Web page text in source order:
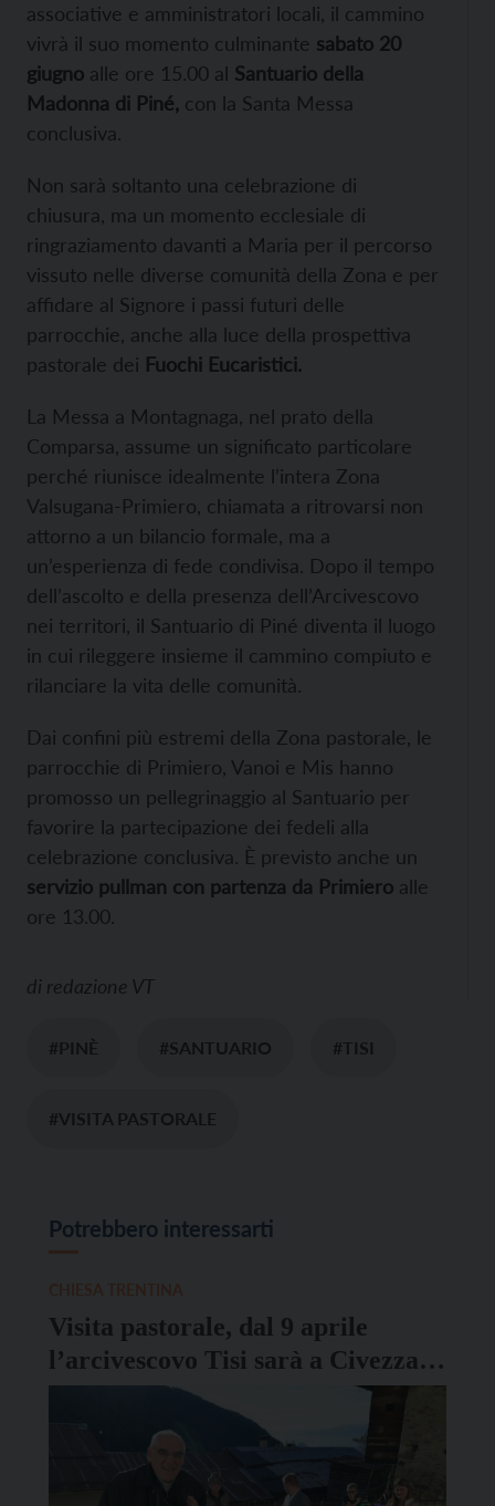
associative e amministratori locali, il cammino
vivrà il suo momento culminante sabato 20
giugno alle ore 15.00 al Santuario della
Madonna di Piné, con la Santa Messa
conclusiva.
Non sarà soltanto una celebrazione di
chiusura, ma un momento ecclesiale di
ringraziamento davanti a Maria per il percorso
vissuto nelle diverse comunità della Zona e per
affidare al Signore i passi futuri delle
parrocchie, anche alla luce della prospettiva
pastorale dei Fuochi Eucaristici.
La Messa a Montagnaga, nel prato della
Comparsa, assume un significato particolare
perché riunisce idealmente l’intera Zona
Valsugana-Primiero, chiamata a ritrovarsi non
attorno a un bilancio formale, ma a
un’esperienza di fede condivisa. Dopo il tempo
dell’ascolto e della presenza dell’Arcivescovo
nei territori, il Santuario di Piné diventa il luogo
in cui rileggere insieme il cammino compiuto e
rilanciare la vita delle comunità.
Dai confini più estremi della Zona pastorale, le
parrocchie di Primiero, Vanoi e Mis hanno
promosso un pellegrinaggio al Santuario per
favorire la partecipazione dei fedeli alla
celebrazione conclusiva. È previsto anche un
servizio pullman con partenza da Primiero alle
ore 13.00.
di redazione VT
#PINÈ #SANTUARIO #TISI
#VISITA PASTORALE
Potrebbero interessarti
Visita pastorale, dal 9 aprile
l’arcivescovo Tisi sarà a Civezzano
e in Piné